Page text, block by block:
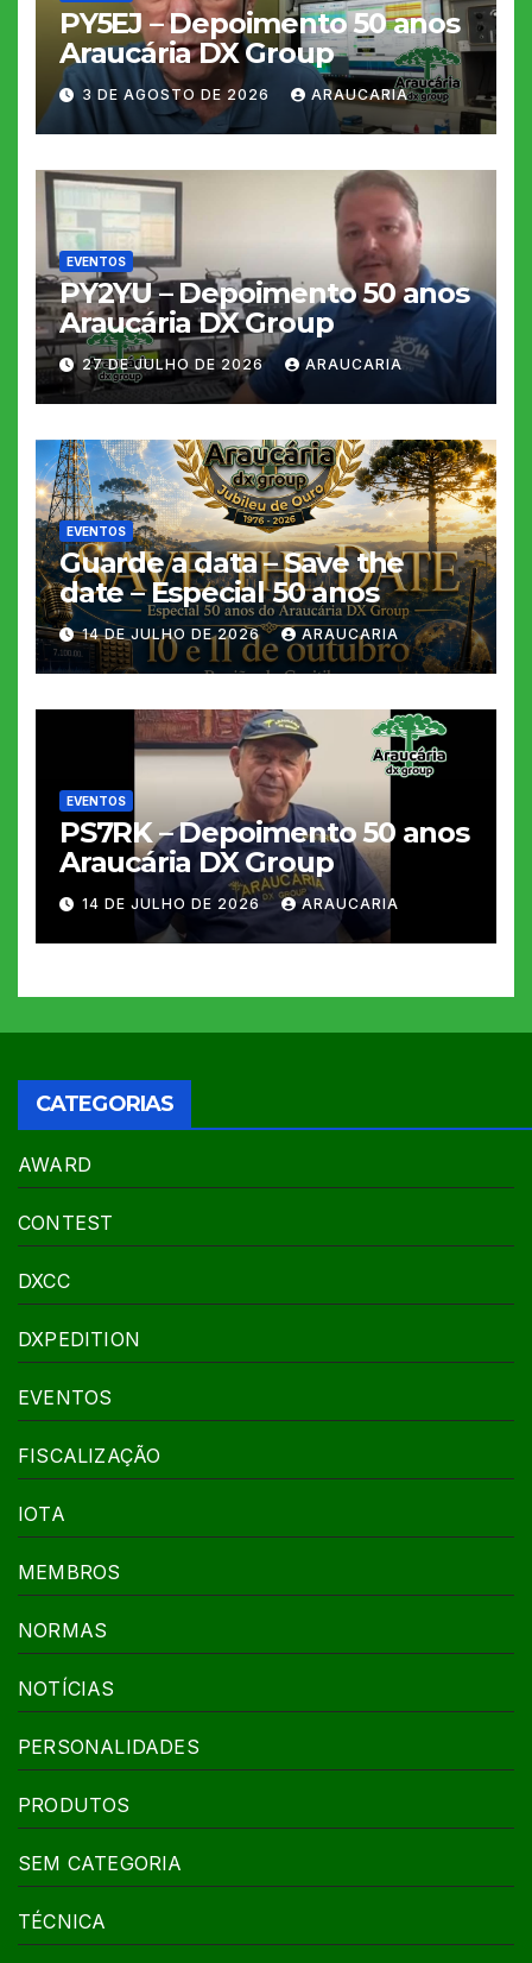
PY5EJ – Depoimento 50 anos
Araucária DX Group
3 DE AGOSTO DE 2026 ARAUCARIA
EVENTOS
PY2YU – Depoimento 50 anos
Araucária DX Group
27 DE JULHO DE 2026 ARAUCARIA
EVENTOS
Guarde a data – Save the
date – Especial 50 anos
14 DE JULHO DE 2026 ARAUCARIA
EVENTOS
PS7RK – Depoimento 50 anos
Araucária DX Group
14 DE JULHO DE 2026 ARAUCARIA
CATEGORIAS
AWARD
CONTEST
DXCC
DXPEDITION
EVENTOS
FISCALIZAÇÃO
IOTA
MEMBROS
NORMAS
NOTÍCIAS
PERSONALIDADES
PRODUTOS
SEM CATEGORIA
TÉCNICA